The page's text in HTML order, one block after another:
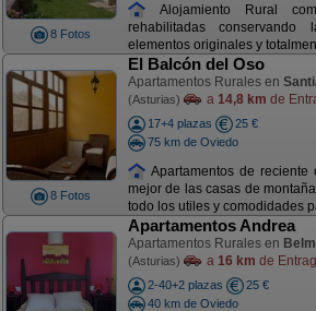
8 Fotos
Alojamiento Rural
rehabilitadas
elementos originales y
8 Fotos
El Balcón del Oso
Apartamentos Rurales en
(Asturias) a 14,8 km de
17+4 plazas
25 €
75 km de Oviedo
Apartamentos de reciente
mejor de las casas de
todo los utiles y comodidades
Apartamentos Andrea
Apartamentos Rurales en
(Asturias) a 16 km de
2-40+2 plazas
25 €
40 km de Oviedo